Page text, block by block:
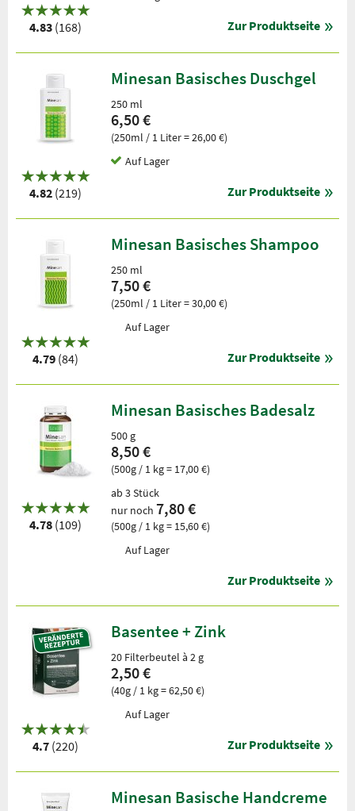
4.83 (168) Zur Produktseite
4.82 (219)
Minesan Basisches Duschgel
250 ml
6,50 €
(250ml / 1 Liter = 26,00 €)
Auf Lager
Zur Produktseite
4.79 (84)
Minesan Basisches Shampoo
250 ml
7,50 €
(250ml / 1 Liter = 30,00 €)
Auf Lager
Zur Produktseite
4.78 (109)
Minesan Basisches Badesalz
500 g
8,50 €
(500g / 1 kg = 17,00 €)
ab 3 Stück
nur noch 7,80 €
(500g / 1 kg = 15,60 €)
Auf Lager
Zur Produktseite
4.7 (220)
Basentee + Zink
20 Filterbeutel à 2 g
2,50 €
(40g / 1 kg = 62,50 €)
Auf Lager
Zur Produktseite
Minesan Basische Handcreme